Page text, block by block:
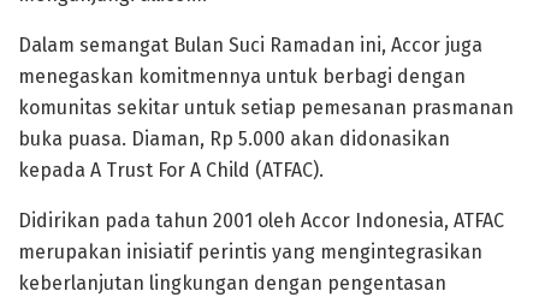
Dalam semangat Bulan Suci Ramadan ini, Accor juga
menegaskan komitmennya untuk berbagi dengan
komunitas sekitar untuk setiap pemesanan prasmanan
buka puasa. Diaman, Rp 5.000 akan didonasikan
kepada A Trust For A Child (ATFAC).
Didirikan pada tahun 2001 oleh Accor Indonesia, ATFAC
merupakan inisiatif perintis yang mengintegrasikan
keberlanjutan lingkungan dengan pengentasan